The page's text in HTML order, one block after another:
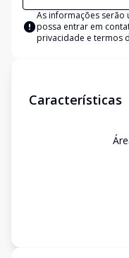
As informações serão
possa entrar em
privacidade e termos
Características